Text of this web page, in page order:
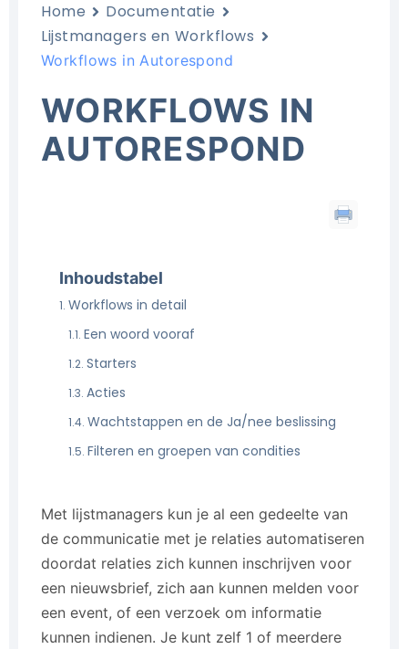
Home
Documentatie
Lijstmanagers en Workflows
Workflows in Autorespond
WORKFLOWS IN
AUTORESPOND
Inhoudstabel
Workflows in detail
Een woord vooraf
Starters
Acties
Wachtstappen en de Ja/nee beslissing
Filteren en groepen van condities
Met lijstmanagers kun je al een gedeelte van
de communicatie met je relaties automatiseren
doordat relaties zich kunnen inschrijven voor
een nieuwsbrief, zich aan kunnen melden voor
een event, of een verzoek om informatie
kunnen indienen. Je kunt zelf 1 of meerdere